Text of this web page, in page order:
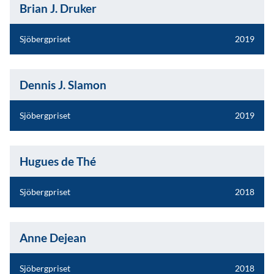
Brian J. Druker
Sjöbergpriset 2019
Dennis J. Slamon
Sjöbergpriset 2019
Hugues de Thé
Sjöbergpriset 2018
Anne Dejean
Sjöbergpriset 2018